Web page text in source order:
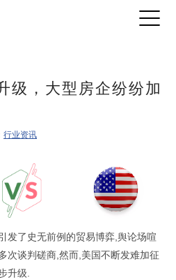
级，大型房企纷纷加
行业资讯
发了史无前例的贸易博弈,舆论场喧
次谈判磋商,然而,美国不断发难加征
升级.